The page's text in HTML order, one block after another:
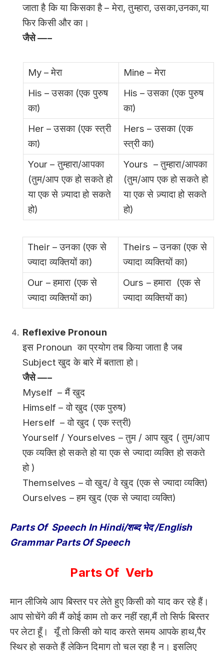
जाता है कि या किसका है – मेरा, तुम्हारा, उसका,उनका,या
फिर किसी और का।
जैसे —–
My – मेरा
Mine – मेरा
His – उसका (एक पुरुष
का)
His – उसका (एक पुरुष
का)
Her – उसका (एक स्त्री
का)
Hers – उसका (एक
स्त्री का)
Your – तुम्हारा/आपका
(तुम/आप एक हो सकते हो
या एक से ज़्यादा हो सकते
हो)
Yours – तुम्हारा/आपका
(तुम/आप एक हो सकते हो
या एक से ज़्यादा हो सकते
हो)
Their – उनका (एक से
ज्यादा व्यक्तियों का)
Theirs – उनका (एक से
ज्यादा व्यक्तियों का)
Our – हमारा (एक से
ज्यादा व्यक्तियों का)
Ours – हमारा (एक से
ज्यादा व्यक्तियों का)
Reflexive Pronoun
इस Pronoun का प्रयोग तब किया जाता है जब
Subject खुद के बारे में बताता हो।
जैसे —–
Myself – मैं खुद
Himself – वो खुद (एक पुरुष)
Herself – वो खुद ( एक स्त्री)
Yourself / Yourselves – तुम / आप खुद ( तुम/आप
एक व्यक्ति हो सकते हो या एक से ज्यादा व्यक्ति हो सकते
हो )
Themselves – वो खुद/ वे खुद (एक से ज्यादा व्यक्ति)
Ourselves – हम खुद (एक से ज्यादा व्यक्ति)
Parts Of Speech In Hindi/शब्द भेद /English
Grammar Parts Of Speech
Parts Of Verb
मान लीजिये आप बिस्तर पर लेते हुए किसी को याद कर रहे हैं।
आप सोचेंगे की मैं कोई काम तो कर नहीं रहा,मैं तो सिर्फ बिस्तर
पर लेटा हूँ। यूँ तो किसी को याद करते समय आपके हाथ,पैर
स्थिर हो सकते हैं लेकिन दिमाग तो चल रहा है न। इसलिए